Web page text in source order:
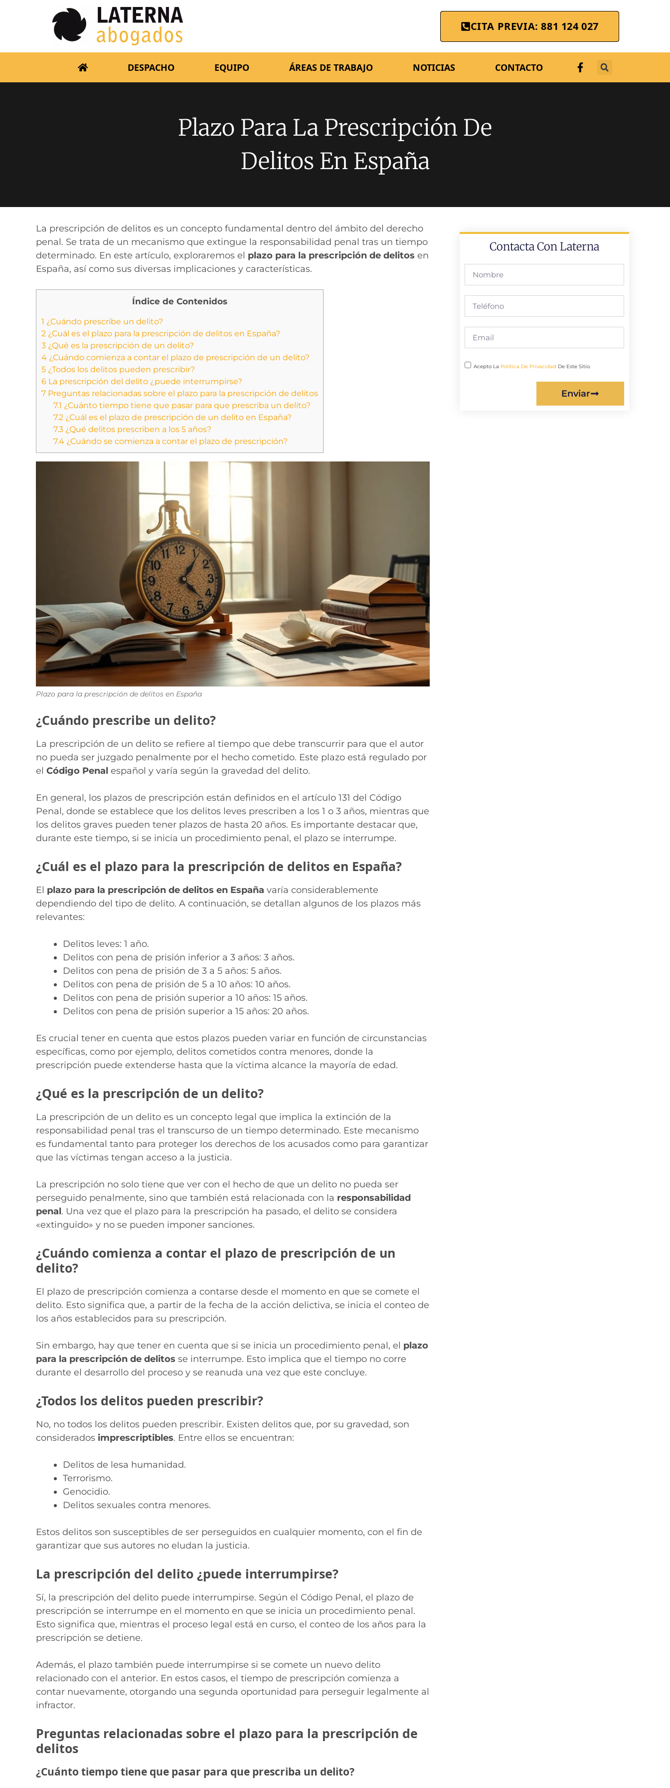
CITA PREVIA: 881 124 027
DESPACHO EQUIPO ÁREAS DE TRABAJO NOTICIAS CONTACTO
Plazo Para La Prescripción De
Delitos En España
La prescripción de delitos es un concepto fundamental dentro del ámbito del derecho
penal. Se trata de un mecanismo que extingue la responsabilidad penal tras un tiempo
determinado. En este artículo, exploraremos el plazo para la prescripción de delitos en
España, así como sus diversas implicaciones y características.
Índice de Contenidos
1 ¿Cuándo prescribe un delito?
2 ¿Cuál es el plazo para la prescripción de delitos en España?
3 ¿Qué es la prescripción de un delito?
4 ¿Cuándo comienza a contar el plazo de prescripción de un delito?
5 ¿Todos los delitos pueden prescribir?
6 La prescripción del delito ¿puede interrumpirse?
7 Preguntas relacionadas sobre el plazo para la prescripción de delitos
7.1 ¿Cuánto tiempo tiene que pasar para que prescriba un delito?
7.2 ¿Cuál es el plazo de prescripción de un delito en España?
7.3 ¿Qué delitos prescriben a los 5 años?
7.4 ¿Cuándo se comienza a contar el plazo de prescripción?
Plazo para la prescripción de delitos en España
¿Cuándo prescribe un delito?
La prescripción de un delito se refiere al tiempo que debe transcurrir para que el autor
no pueda ser juzgado penalmente por el hecho cometido. Este plazo está regulado por
el Código Penal español y varía según la gravedad del delito.
En general, los plazos de prescripción están definidos en el artículo 131 del Código
Penal, donde se establece que los delitos leves prescriben a los 1 o 3 años, mientras que
los delitos graves pueden tener plazos de hasta 20 años. Es importante destacar que,
durante este tiempo, si se inicia un procedimiento penal, el plazo se interrumpe.
¿Cuál es el plazo para la prescripción de delitos en España?
El plazo para la prescripción de delitos en España varía considerablemente
dependiendo del tipo de delito. A continuación, se detallan algunos de los plazos más
relevantes:
Delitos leves: 1 año.
Delitos con pena de prisión inferior a 3 años: 3 años.
Delitos con pena de prisión de 3 a 5 años: 5 años.
Delitos con pena de prisión de 5 a 10 años: 10 años.
Delitos con pena de prisión superior a 10 años: 15 años.
Delitos con pena de prisión superior a 15 años: 20 años.
Es crucial tener en cuenta que estos plazos pueden variar en función de circunstancias
específicas, como por ejemplo, delitos cometidos contra menores, donde la
prescripción puede extenderse hasta que la víctima alcance la mayoría de edad.
¿Qué es la prescripción de un delito?
La prescripción de un delito es un concepto legal que implica la extinción de la
responsabilidad penal tras el transcurso de un tiempo determinado. Este mecanismo
es fundamental tanto para proteger los derechos de los acusados como para garantizar
que las víctimas tengan acceso a la justicia.
La prescripción no solo tiene que ver con el hecho de que un delito no pueda ser
perseguido penalmente, sino que también está relacionada con la responsabilidad
penal. Una vez que el plazo para la prescripción ha pasado, el delito se considera
«extinguido» y no se pueden imponer sanciones.
¿Cuándo comienza a contar el plazo de prescripción de un
delito?
El plazo de prescripción comienza a contarse desde el momento en que se comete el
delito. Esto significa que, a partir de la fecha de la acción delictiva, se inicia el conteo de
los años establecidos para su prescripción.
Sin embargo, hay que tener en cuenta que si se inicia un procedimiento penal, el plazo
para la prescripción de delitos se interrumpe. Esto implica que el tiempo no corre
durante el desarrollo del proceso y se reanuda una vez que este concluye.
¿Todos los delitos pueden prescribir?
No, no todos los delitos pueden prescribir. Existen delitos que, por su gravedad, son
considerados imprescriptibles. Entre ellos se encuentran:
Delitos de lesa humanidad.
Terrorismo.
Genocidio.
Delitos sexuales contra menores.
Estos delitos son susceptibles de ser perseguidos en cualquier momento, con el fin de
garantizar que sus autores no eludan la justicia.
La prescripción del delito ¿puede interrumpirse?
Sí, la prescripción del delito puede interrumpirse. Según el Código Penal, el plazo de
prescripción se interrumpe en el momento en que se inicia un procedimiento penal.
Esto significa que, mientras el proceso legal está en curso, el conteo de los años para la
prescripción se detiene.
Además, el plazo también puede interrumpirse si se comete un nuevo delito
relacionado con el anterior. En estos casos, el tiempo de prescripción comienza a
contar nuevamente, otorgando una segunda oportunidad para perseguir legalmente al
infractor.
Preguntas relacionadas sobre el plazo para la prescripción de
delitos
¿Cuánto tiempo tiene que pasar para que prescriba un delito?
Contacta Con Laterna
Acepto La Política De Privacidad De Este Sitio.
Enviar